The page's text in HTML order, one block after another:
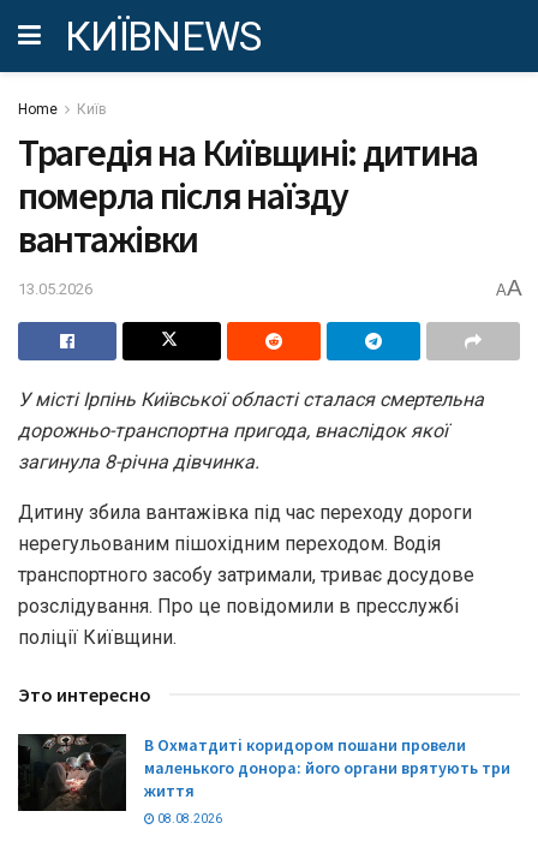
КИЇВNEWS
Home Київ
Трагедія на Київщині: дитина
померла після наїзду
вантажівки
13.05.2026 AA
У місті Ірпінь Київської області сталася смертельна
дорожньо-транспортна пригода, внаслідок якої
загинула 8-річна дівчинка.
Дитину збила вантажівка під час переходу дороги
нерегульованим пішохідним переходом. Водія
транспортного засобу затримали, триває досудове
розслідування. Про це повідомили в пресслужбі
поліції Київщини.
Это интересно
В Охматдиті коридором пошани провели
маленького донора: його органи врятують три
життя
08.08.2026